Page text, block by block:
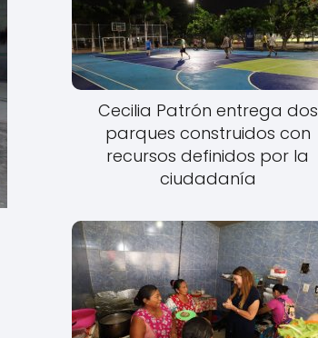
Cecilia Patrón entrega dos
parques construidos con
recursos definidos por la
ciudadanía